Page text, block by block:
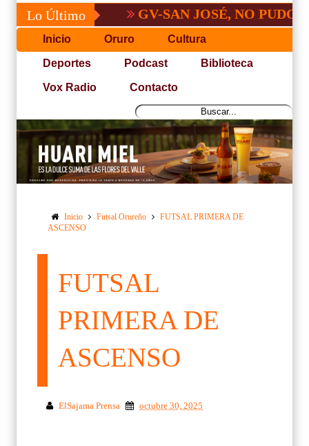
Lo Último GV-SAN JOSÉ, NO PUDO CON
Inicio Oruro Cultura
Deportes Podcast Biblioteca
Vox Radio Contacto
Inicio Futsal Orureño
FUTSAL PRIMERA DE
ASCENSO
FUTSAL
PRIMERA DE
ASCENSO
ElSajama Prensa octubre 30, 2025